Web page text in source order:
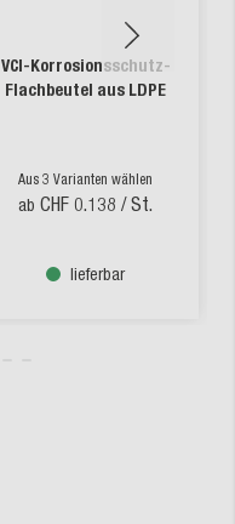
VCI-Korrosionsschutz-
Flachbeutel aus LDPE
Aus 3 Varianten wählen
ab CHF 0.138 / St.
lieferbar